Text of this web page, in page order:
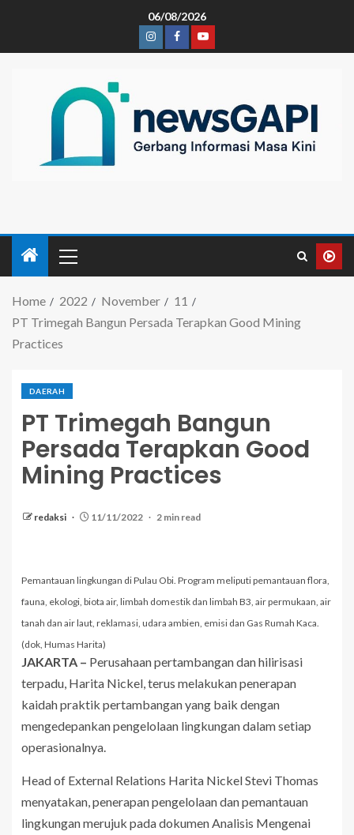
06/08/2026
Home 2022 November
11
PT Trimegah Bangun Persada Terapkan Good Mining
Practices
DAERAH
PT Trimegah Bangun
Persada Terapkan Good
Mining Practices
redaksi 11/11/2022 2 min read
Pemantauan lingkungan di Pulau Obi. Program meliputi pemantauan flora,
fauna, ekologi, biota air, limbah domestik dan limbah B3, air permukaan, air
tanah dan air laut, reklamasi, udara ambien, emisi dan Gas Rumah Kaca.
(dok, Humas Harita)
JAKARTA – Perusahaan pertambangan dan hilirisasi
terpadu, Harita Nickel, terus melakukan penerapan
kaidah praktik pertambangan yang baik dengan
mengedepankan pengelolaan lingkungan dalam setiap
operasionalnya.
Head of External Relations Harita Nickel Stevi Thomas
menyatakan, penerapan pengelolaan dan pemantauan
lingkungan merujuk pada dokumen Analisis Mengenai